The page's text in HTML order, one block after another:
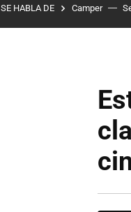
HABLA DE Camper